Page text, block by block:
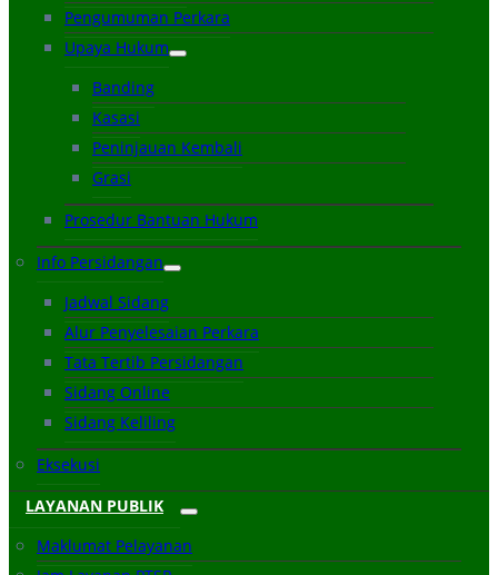
Pengumuman Perkara
Upaya Hukum
Banding
Kasasi
Peninjauan Kembali
Grasi
Prosedur Bantuan Hukum
Info Persidangan
Jadwal Sidang
Alur Penyelesaian Perkara
Tata Tertib Persidangan
Sidang Online
Sidang Keliling
Eksekusi
LAYANAN PUBLIK
Maklumat Pelayanan